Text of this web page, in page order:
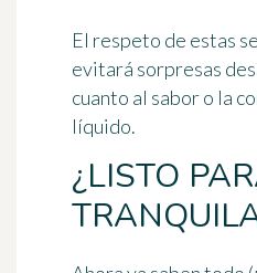
El respeto de estas
evitará sorpresas
cuanto al sabor o la
líquido.
¿LISTO